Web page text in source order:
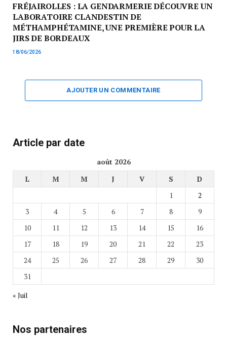
FRÉJAIROLLES : LA GENDARMERIE DÉCOUVRE UN
LABORATOIRE CLANDESTIN DE
MÉTHAMPHÉTAMINE, UNE PREMIÈRE POUR LA
JIRS DE BORDEAUX
18/06/2026
AJOUTER UN COMMENTAIRE
Article par date
août 2026
L
M M J V S
D
1
2
3
4 5 6 7 8
9
10
11 12 13 14 15
16
17
18 19 20 21 22
23
24
25 26 27 28 29
30
31
« Juil
Nos partenaires